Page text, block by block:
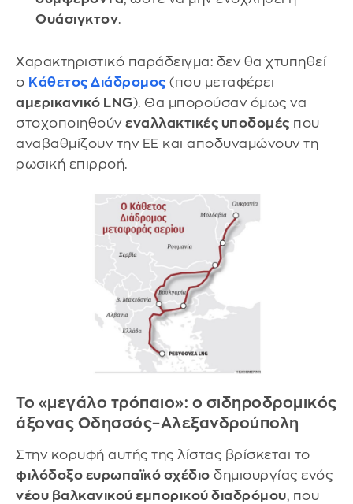
Ουάσιγκτον.
Χαρακτηριστικό παράδειγμα: δεν θα χτυπηθεί
ο Κάθετος Διάδρομος (που μεταφέρει
αμερικανικό LNG). Θα μπορούσαν όμως να
στοχοποιηθούν εναλλακτικές υποδομές που
αναβαθμίζουν την ΕΕ και αποδυναμώνουν τη
ρωσική επιρροή.
Το «μεγάλο τρόπαιο»: ο σιδηροδρομικός
άξονας Οδησσός–Αλεξανδρούπολη
Στην κορυφή αυτής της λίστας βρίσκεται το
φιλόδοξο ευρωπαϊκό σχέδιο δημιουργίας ενός
νέου βαλκανικού εμπορικού διαδρόμου, που